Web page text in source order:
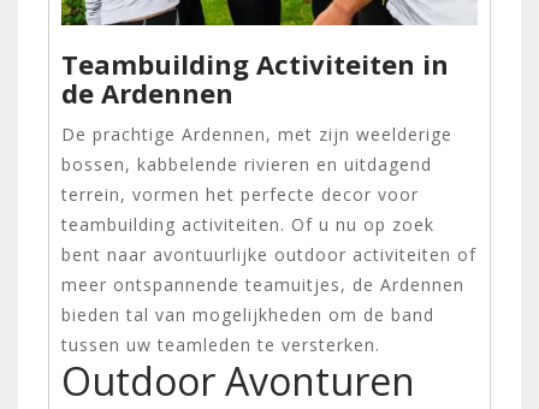
Teambuilding Activiteiten in
de Ardennen
De prachtige Ardennen, met zijn weelderige
bossen, kabbelende rivieren en uitdagend
terrein, vormen het perfecte decor voor
teambuilding activiteiten. Of u nu op zoek
bent naar avontuurlijke outdoor activiteiten of
meer ontspannende teamuitjes, de Ardennen
bieden tal van mogelijkheden om de band
tussen uw teamleden te versterken.
Outdoor Avonturen